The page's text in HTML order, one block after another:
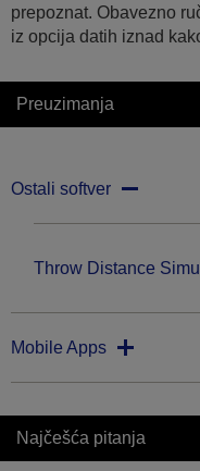
prepoznat. Obavezno
iz opcija datih iznad
Preuzimanja
Ostali softver
Throw Distance
Mobile Apps
Najčešća pitanja